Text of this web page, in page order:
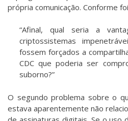
própria comunicação. Conforme
“Afinal, qual seria a
criptossistemas
fossem forçados a
CDC que poderia ser
suborno?”
O segundo problema sobre o
estava aparentemente não